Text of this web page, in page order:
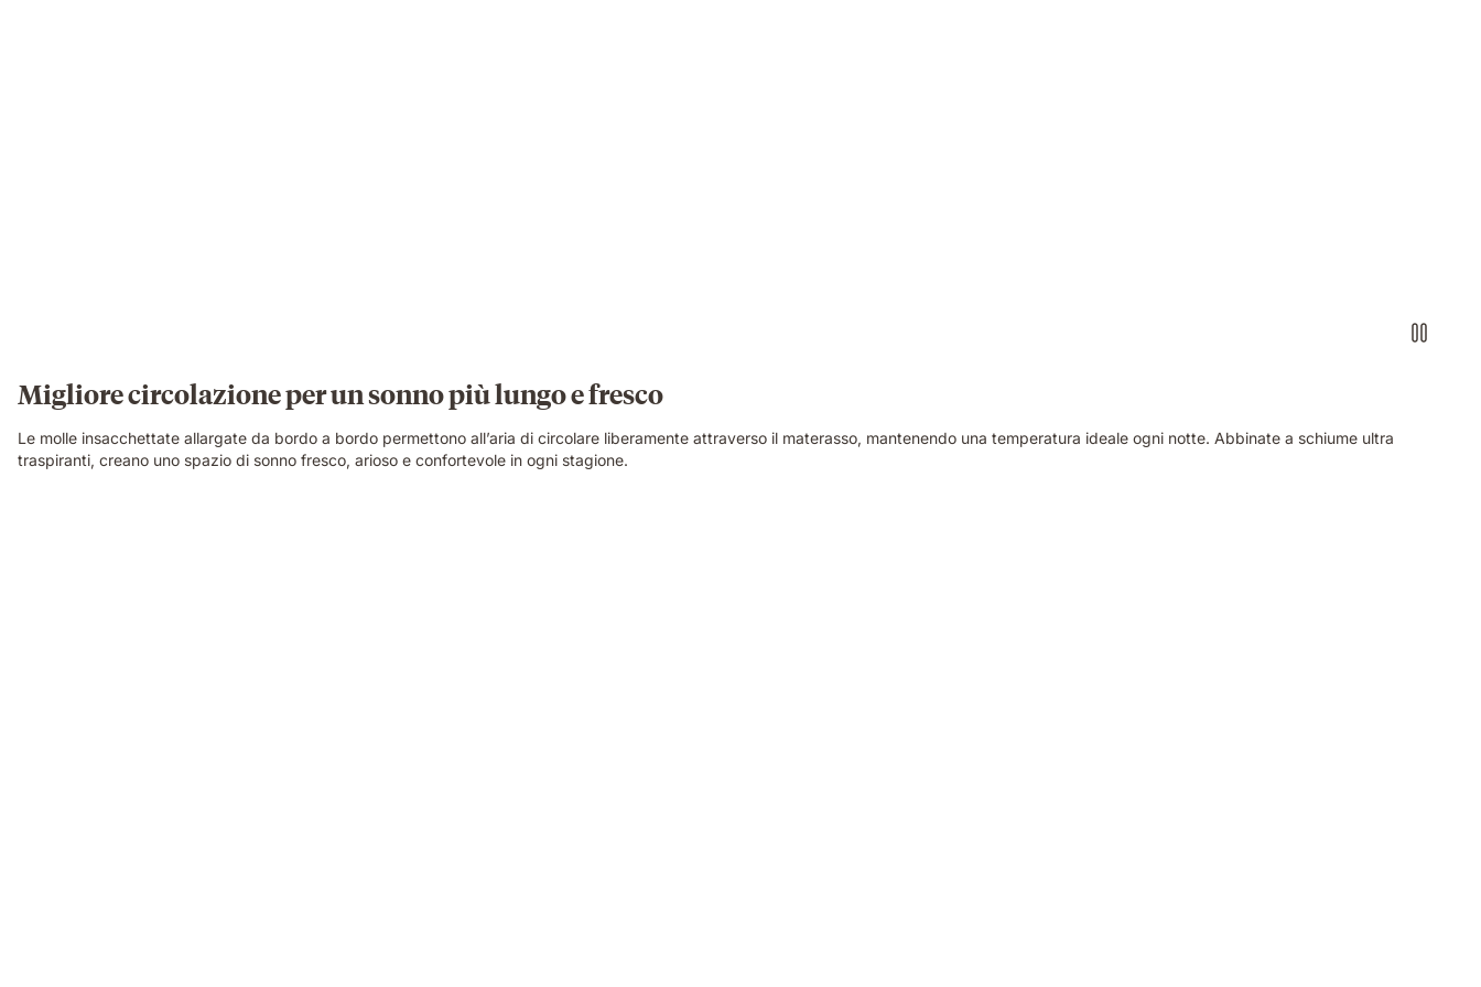
Migliore circolazione per un sonno più lungo e fresco
Le molle insacchettate allargate da bordo a bordo permettono all’aria di circolare liberamente attraverso il materasso, mantenendo una temperatura ideale ogni notte. Abbinate a schiume ultra
traspiranti, creano uno spazio di sonno fresco, arioso e confortevole in ogni stagione.